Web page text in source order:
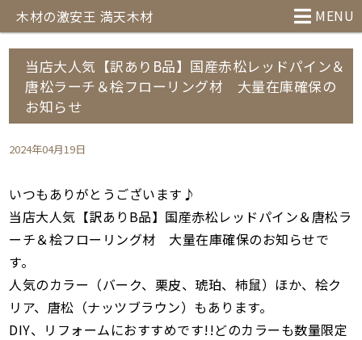
MENU
木材の激安王 満天木材
当店大人気【訳ありB品】国産赤松レッドパイン＆
唐松ラーチ＆桧フローリング材 大量在庫確保の
お知らせ
2024年04月19日
いつもありがとうございます♪
当店大人気【訳ありB品】国産赤松レッドパイン＆唐松ラ
ーチ＆桧フローリング材 大量在庫確保のお知らせで
す。
人気のカラー（バーク、栗皮、琥珀、柿鼠）ほか、桧ク
リア、唐松（ナッツブラウン）もあります。
DIY、リフォームにおすすめです!!どのカラーも数量限定